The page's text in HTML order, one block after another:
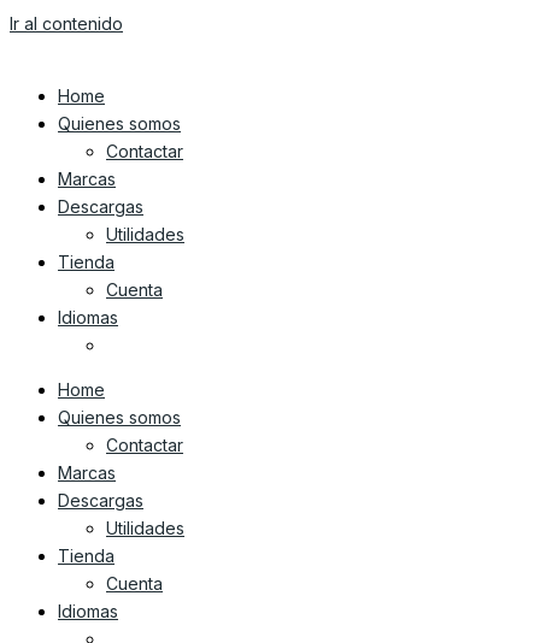
Ir al contenido
Home
Quienes somos
Contactar
Marcas
Descargas
Utilidades
Tienda
Cuenta
Idiomas
Home
Quienes somos
Contactar
Marcas
Descargas
Utilidades
Tienda
Cuenta
Idiomas